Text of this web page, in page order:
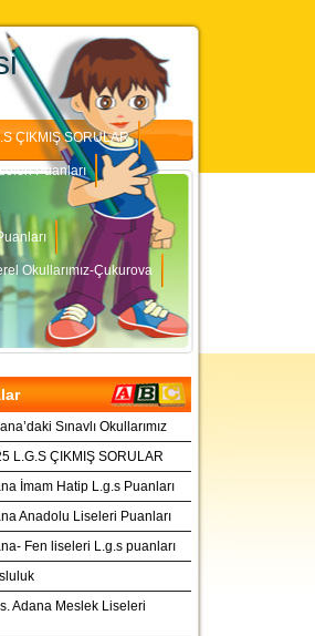
ÇIKMIŞ SORULAR
Puanları
Okullarımız-Çukurova
Sınavlı Okullarımız
L.G.S ÇIKMIŞ SORULAR
İmam Hatip L.g.s Puanları
Anadolu Liseleri Puanları
Fen liseleri L.g.s puanları
Adana Meslek Liseleri